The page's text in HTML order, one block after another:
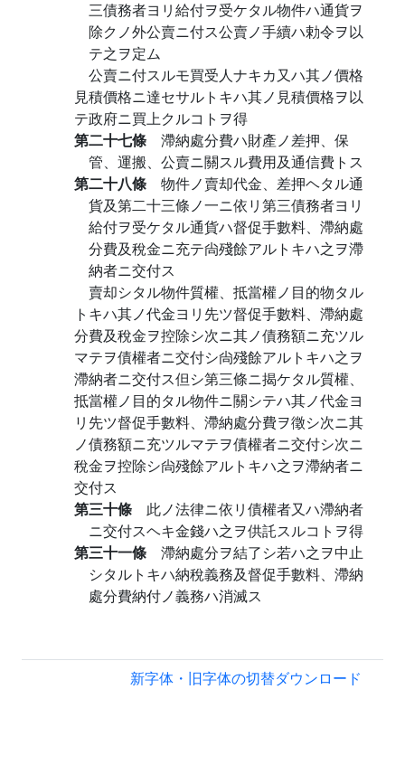
三債務者ヨリ給付ヲ受ケタル物件ハ通貨ヲ
除クノ外公賣ニ付ス公賣ノ手續ハ勅令ヲ以
テ之ヲ定ム
公賣ニ付スルモ買受人ナキカ又ハ其ノ價格
見積價格ニ達セサルトキハ其ノ見積價格ヲ以
テ政府ニ買上クルコトヲ得
第二十七條 滯納處分費ハ財產ノ差押、保
管、運搬、公賣ニ關スル費用及通信費トス
第二十八條 物件ノ賣却代金、差押ヘタル通
貨及第二十三條ノ一ニ依リ第三債務者ヨリ
給付ヲ受ケタル通貨ハ督促手數料、滯納處
分費及稅金ニ充テ尙殘餘アルトキハ之ヲ滯
納者ニ交付ス
賣却シタル物件質權、抵當權ノ目的物タル
トキハ其ノ代金ヨリ先ツ督促手數料、滯納處
分費及稅金ヲ控除シ次ニ其ノ債務額ニ充ツル
マテヲ債權者ニ交付シ尙殘餘アルトキハ之ヲ
滯納者ニ交付ス但シ第三條ニ揭ケタル質權、
抵當權ノ目的タル物件ニ關シテハ其ノ代金ヨ
リ先ツ督促手數料、滯納處分費ヲ徵シ次ニ其
ノ債務額ニ充ツルマテヲ債權者ニ交付シ次ニ
稅金ヲ控除シ尙殘餘アルトキハ之ヲ滯納者ニ
交付ス
第三十條 此ノ法律ニ依リ債權者又ハ滯納者
ニ交付スヘキ金錢ハ之ヲ供託スルコトヲ得
第三十一條 滯納處分ヲ結了シ若ハ之ヲ中止
シタルトキハ納稅義務及督促手數料、滯納
處分費納付ノ義務ハ消滅ス
新字体・旧字体の切替ダウンロード